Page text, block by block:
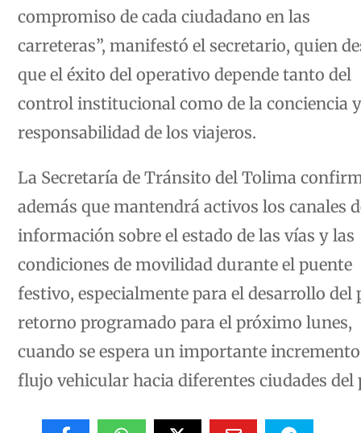
compromiso de cada ciudadano en las
carreteras”, manifestó el secretario, quien
que el éxito del operativo depende tanto del
control institucional como de la conciencia y
responsabilidad de los viajeros.
La Secretaría de Tránsito del Tolima
además que mantendrá activos los canales
información sobre el estado de las vías y las
condiciones de movilidad durante el puente
festivo, especialmente para el desarrollo del
retorno programado para el próximo lunes,
cuando se espera un importante
flujo vehicular hacia diferentes ciudades del